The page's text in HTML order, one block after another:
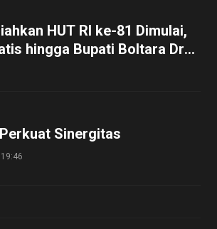
HUT RI ke-81 Dimulai,
hingga Bupati Boltara Dr
Bersama Jajaran
Sinergitas